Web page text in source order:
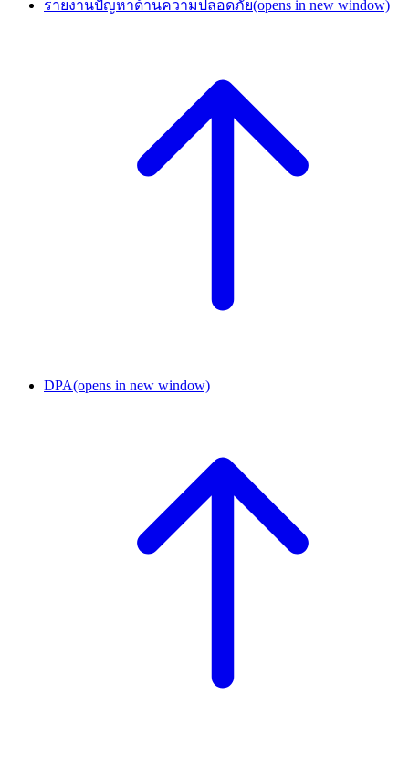
รายงานปัญหาด้านความปลอดภัย(opens in new window)
DPA(opens in new window)